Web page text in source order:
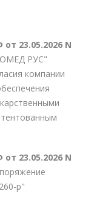
23.05.2026 N
РУС"
компании
23.05.2026 N
р"